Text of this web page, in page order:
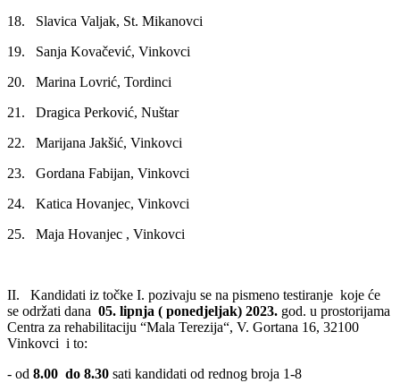
18. Slavica Valjak, St. Mikanovci
19. Sanja Kovačević, Vinkovci
20. Marina Lovrić, Tordinci
21. Dragica Perković, Nuštar
22. Marijana Jakšić, Vinkovci
23. Gordana Fabijan, Vinkovci
24. Katica Hovanjec, Vinkovci
25. Maja Hovanjec , Vinkovci
II. Kandidati iz točke I. pozivaju se na pismeno testiranje koje će
se održati dana 05. lipnja ( ponedjeljak) 2023. god. u prostorijama
Centra za rehabilitaciju “Mala Terezija“, V. Gortana 16, 32100
Vinkovci i to:
- od 8.00 do 8.30 sati kandidati od rednog broja 1-8